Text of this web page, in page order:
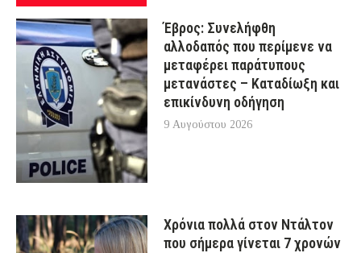
Έβρος: Συνελήφθη
αλλοδαπός που περίμενε να
μεταφέρει παράτυπους
μετανάστες – Καταδίωξη και
επικίνδυνη οδήγηση
9 Αυγούστου 2026
Χρόνια πολλά στον Ντάλτον
που σήμερα γίνεται 7 χρονών